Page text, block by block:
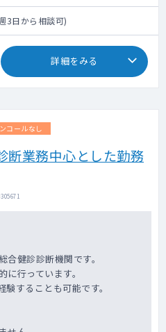
3日から相談可)
詳細をみる
コールなし
断業務中心とした勤務
健診診断機関です。
行っています。
することも可能です。